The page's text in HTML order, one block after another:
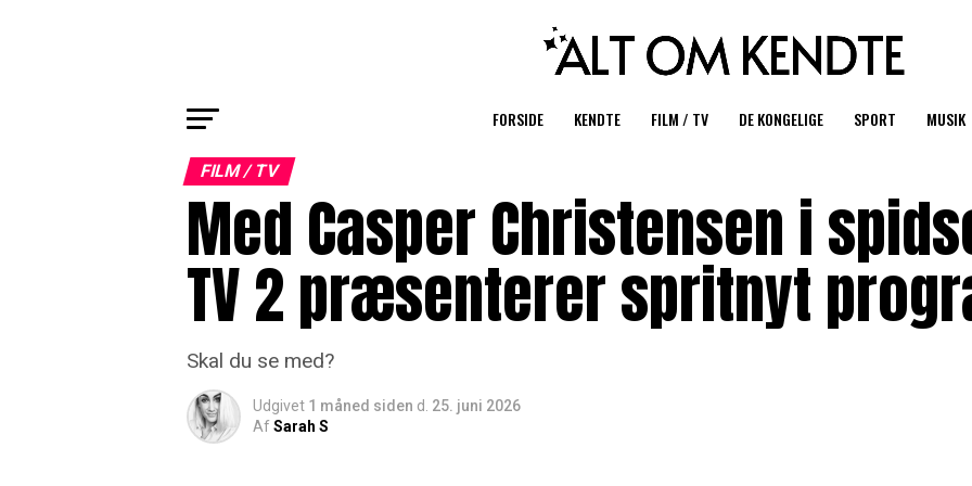
FORSIDE KENDTE FILM / TV DE KONGELIGE SPORT MUSIK
FILM / TV
Med Casper Christensen i
TV 2 præsenterer spritnyt
Skal du se med?
Udgivet 1 måned siden d. 25. juni 2026
AfSarah S